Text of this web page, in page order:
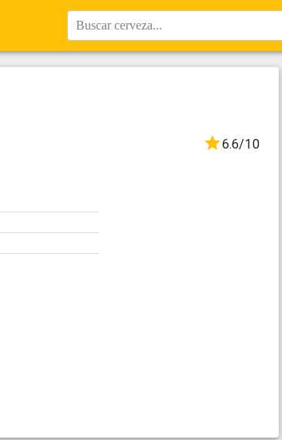
Buscar cerveza...
6.6/10